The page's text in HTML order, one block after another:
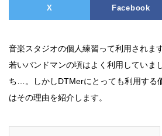
X Facebook
音楽スタジオの個人練習って利用されま
若いバンドマンの頃はよく利用していま
ち…。しかしDTMerにとっても利用する
はその理由を紹介します。